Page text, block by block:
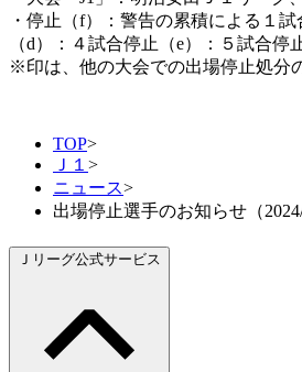
・停止（f）：警告の累積による１
（d）：４試合停止（e）：５試合
※印は、他の大会での出場停止処分
TOP>
Ｊ１ >
ニュース>
出場停止選手のお知らせ（2024/
Ｊリーグ公式サービス